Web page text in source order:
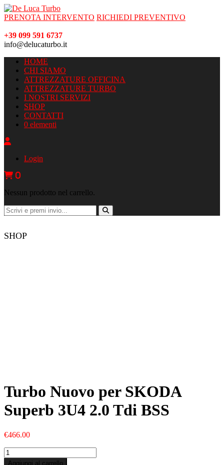
PRENOTA INTERVENTO RICHIEDI PREVENTIVO
+39 099 591 6737
info@delucaturbo.it
HOME
CHI SIAMO
ATTREZZATURE OFFICINA
ATTREZZATURE TURBO
I NOSTRI SERVIZI
SHOP
CONTATTI
0 elementi
Login
0
Nessun prodotto nel carrello.
SHOP
Turbo Nuovo per SKODA
Superb 3U4 2.0 Tdi BSS
€466.00
Turbo
Nuovo
Aggiungi al carrello